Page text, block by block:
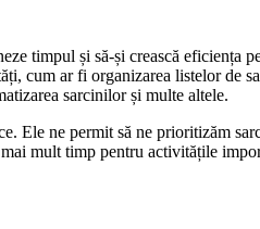
timpul și să-și crească eficiența
cum ar fi organizarea listelor de
sarcinilor și multe altele.
Ele ne permit să ne prioritizăm
mult timp pentru activitățile